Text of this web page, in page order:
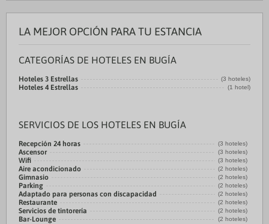
LA MEJOR OPCIÓN PARA TU ESTANCIA
CATEGORÍAS DE HOTELES EN BUGÍA
Hoteles 3 Estrellas (3 hoteles)
Hoteles 4 Estrellas (1 hotel)
SERVICIOS DE LOS HOTELES EN BUGÍA
Recepción 24 horas (3 hoteles)
Ascensor (3 hoteles)
Wifi (3 hoteles)
Aire acondicionado (2 hoteles)
Gimnasio (2 hoteles)
Parking (2 hoteles)
Adaptado para personas con discapacidad (2 hoteles)
Restaurante (2 hoteles)
Servicios de tintorería (2 hoteles)
Bar-Lounge (2 hoteles)